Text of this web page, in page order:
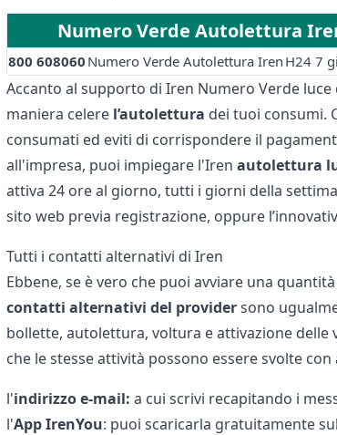
Numero Verde Autolettura
800 608060 Numero Verde Autolettura Iren H24 7
Accanto al supporto di Iren Numero Verde
maniera celere l’autolettura dei tuoi consumi.
consumati ed eviti di corrispondere il
all'impresa, puoi impiegare l'Iren autolettura
attiva 24 ore al giorno, tutti i giorni della
sito web previa registrazione, oppure
Tutti i contatti alternativi di Iren
Ebbene, se è vero che puoi avviare una
contatti alternativi del providersono
bollette, autolettura, voltura e attivazione
che le stesse attività possono essere svolte
l'indirizzoe-mail: a cui scrivi recapitando i
l'App IrenYou: puoi scaricarla gratuitamente